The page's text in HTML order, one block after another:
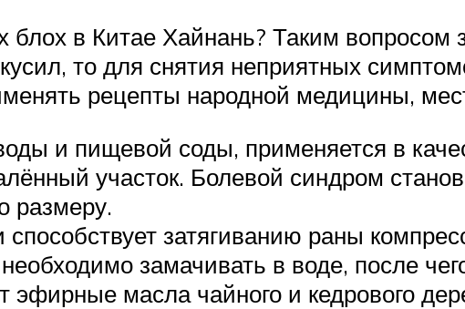
блох в Китае Хайнань? Таким
то для снятия неприятных
рецепты народной медицины,
и пищевой соды, применяется в
участок. Болевой синдром
размеру.
затягиванию раны
замачивать в воде, после
эфирные масла чайного и кедрового